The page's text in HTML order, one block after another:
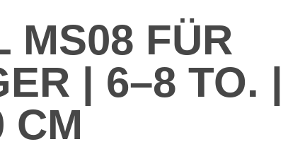
MS08 FÜR
| 6–8 TO. |
CM